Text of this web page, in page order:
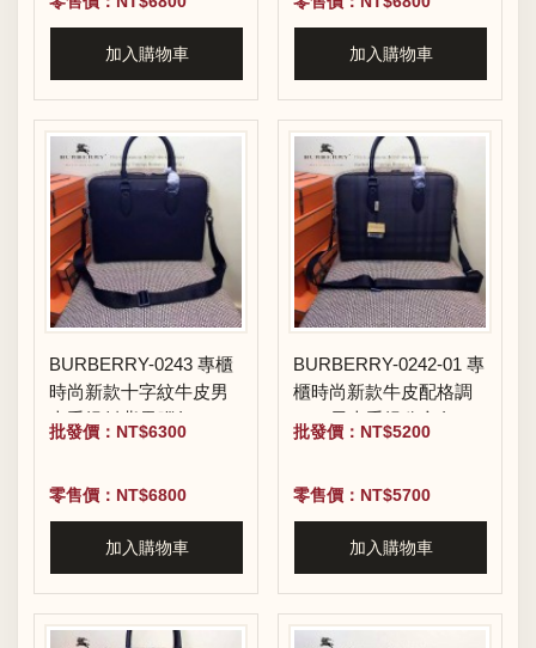
加入購物車 加入購物車
BURBERRY-0243 專櫃
時尚新款十字紋牛皮男
士手提斜背電腦包
批發價：NT$6300
零售價：NT$6800
加入購物車
BURBERRY-0242-01 專
櫃時尚新款牛皮配格調
PVC男士手提公文包
批發價：NT$5200
零售價：NT$5700
加入購物車